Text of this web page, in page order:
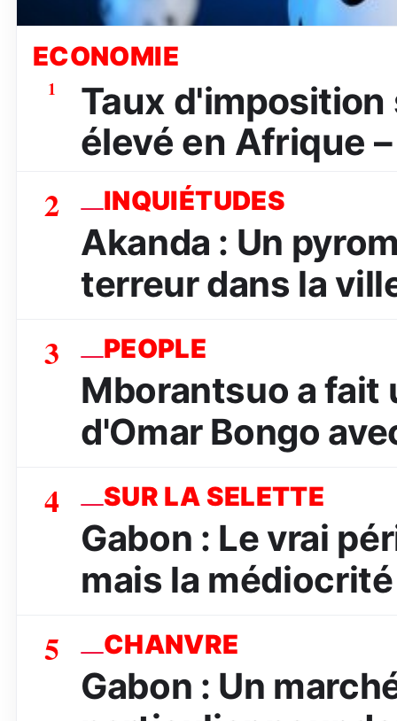
ECONOMIE
1
Taux
élevé en Afrique
2
INQUIÉTUDES
Akanda : Un
terreur dans la
3 PEOPLE
Mborantsuo a fait
d'Omar Bongo
4 SUR LA SELETTE
Gabon : Le vrai
mais la
5 CHANVRE
Gabon : Un